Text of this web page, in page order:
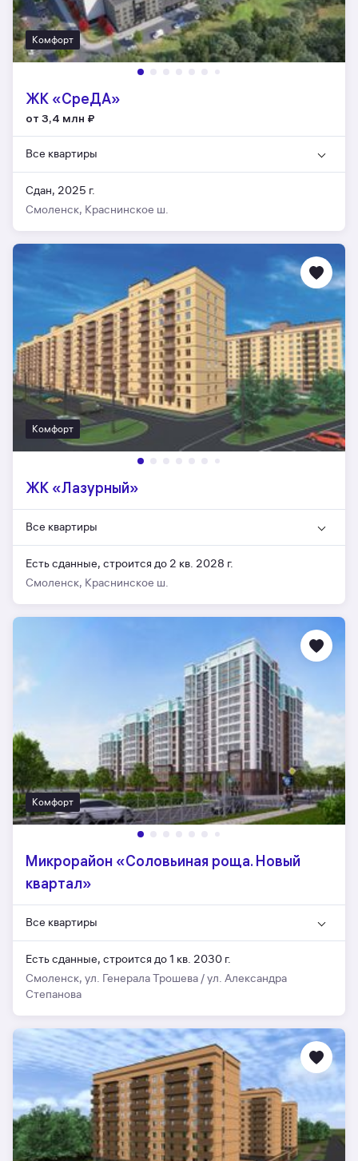
Комфорт
ЖК «СреДА»
от 3,4 млн ₽
Все квартиры
Сдан, 2025 г.
Смоленск, Краснинское ш.
Комфорт
ЖК «Лазурный»
Все квартиры
Есть сданные, строится до 2 кв. 2028 г.
Смоленск, Краснинское ш.
Комфорт
Микрорайон «Соловьиная роща. Новый
квартал»
Все квартиры
Есть сданные, строится до 1 кв. 2030 г.
Смоленск, ул. Генерала Трошева / ул. Александра
Степанова